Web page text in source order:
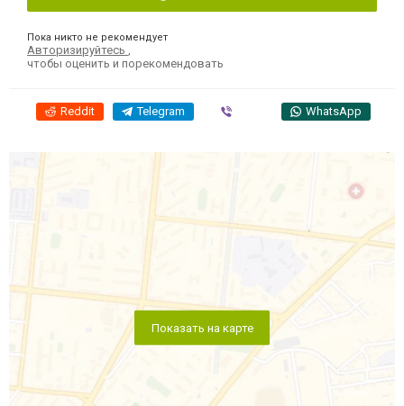
Пока никто не рекомендует
Авторизируйтесь
чтобы оценить и порекомендовать
Reddit Telegram WhatsApp
Показать на карте